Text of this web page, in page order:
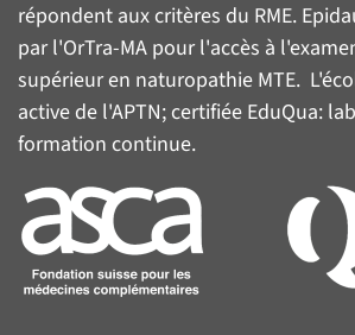
répondent aux critères du RME.
par l'OrTra-MA pour l'accès à
supérieur en naturopathie MTE.
active de l'APTN; certifiée EduQua:
formation continue.